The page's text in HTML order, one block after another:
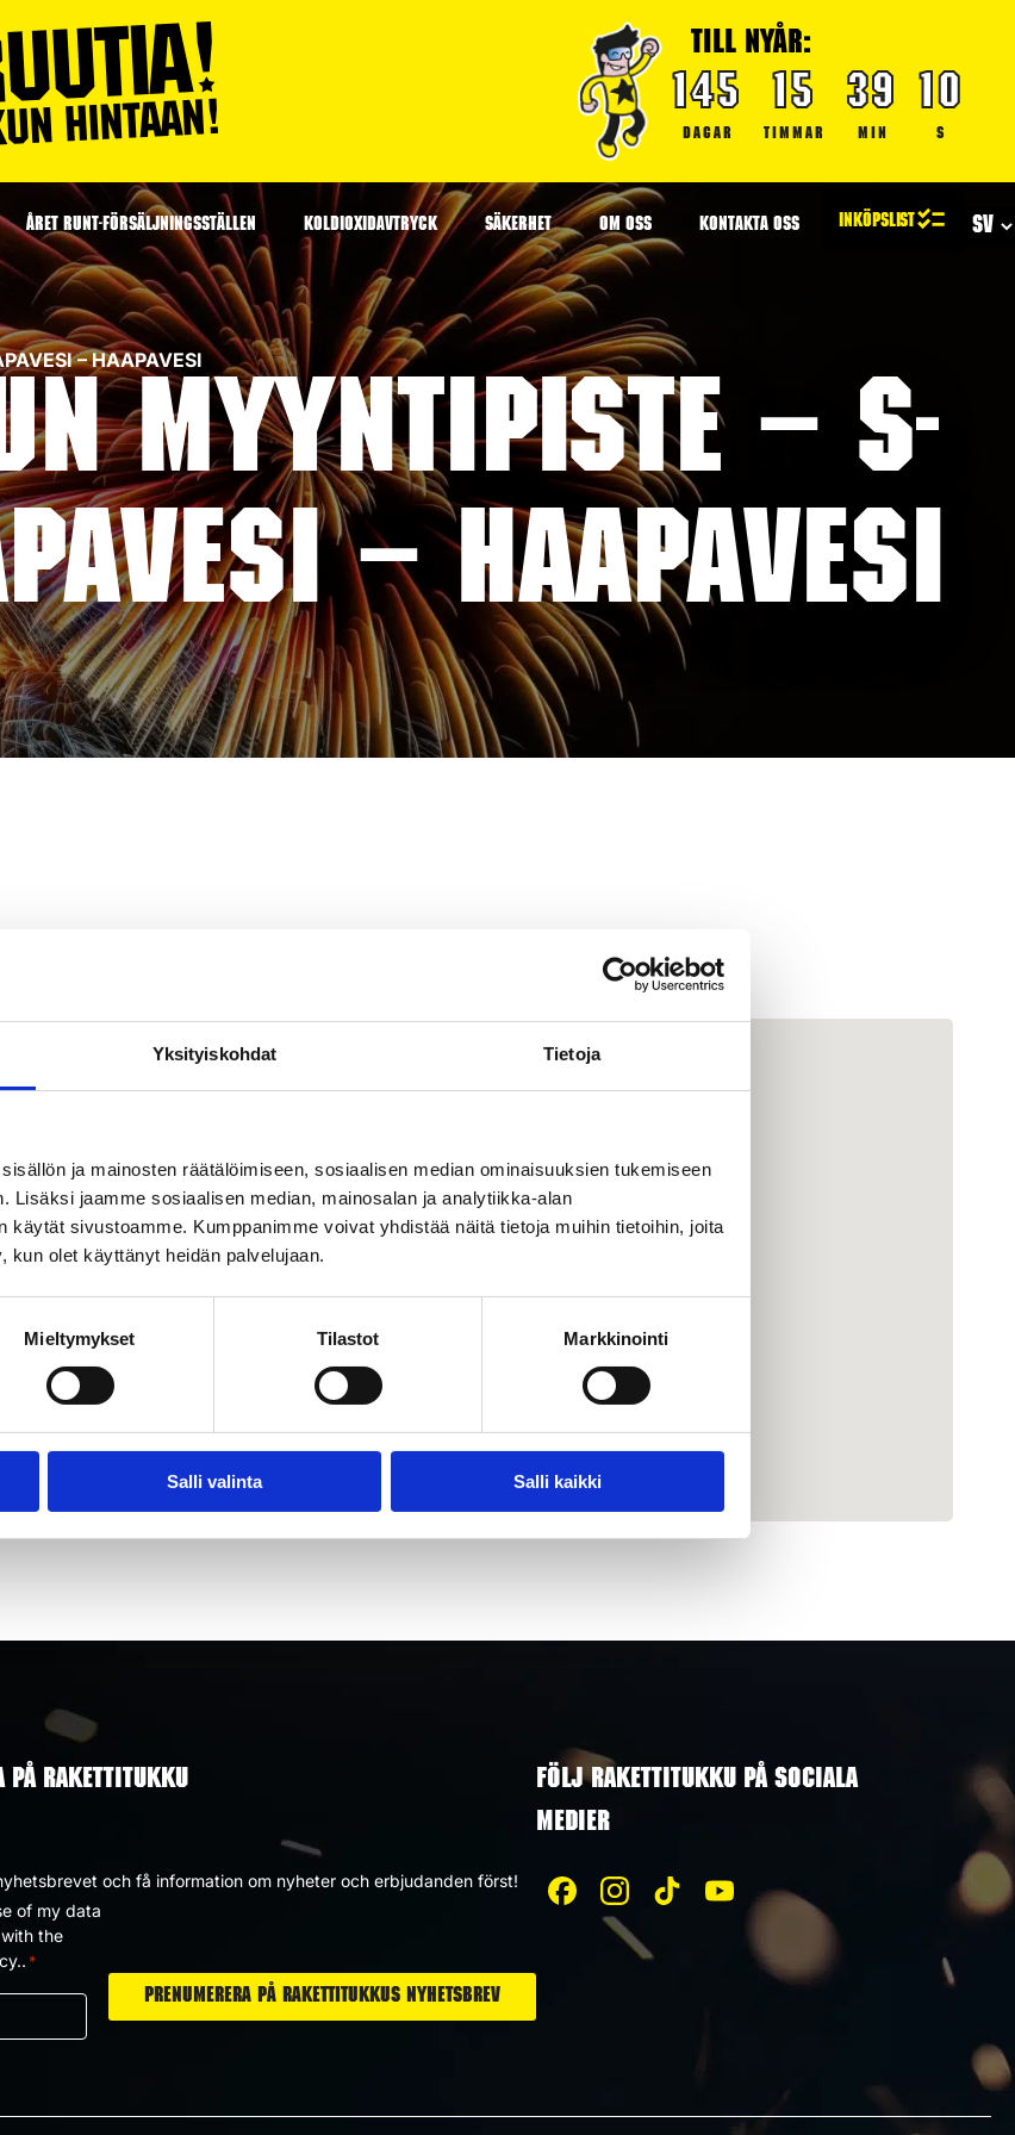
Yksityiskohdat Tietoja
ja mainosten räätälöimiseen, sosiaalisen median ominaisuuksien tukemiseen
Lisäksi jaamme sosiaalisen median, mainosalan ja analytiikka-alan
käytät sivustoamme. Kumppanimme voivat yhdistää näitä tietoja muihin tietoihin, joita
kun olet käyttänyt heidän palvelujaan.
Mieltymykset Tilastot Markkinointi
Salli valinta Salli kaikki
TILL NYÅR:
145
DAGAR
15
TIMMAR
39
MIN
09
S
ÅRET RUNT-FÖRSÄLJNINGSSTÄLLEN KOLDIOXIDAVTRYCK SÄKERHET OM OSS KONTAKTA OSS
– HAAPAVESI
myyntipiste – S-
– HAAPAVESI
PÅ RAKETTITUKKU
och få information om nyheter och erbjudanden först!
of my data
the
*
FÖLJ RAKETTITUKKU PÅ SOCIALA
MEDIER